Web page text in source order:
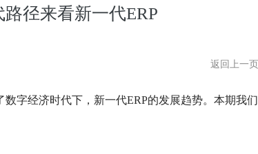
径来看新一代ERP
返回上一页
数字经济时代下，新一代ERP的发展趋势。本期我们